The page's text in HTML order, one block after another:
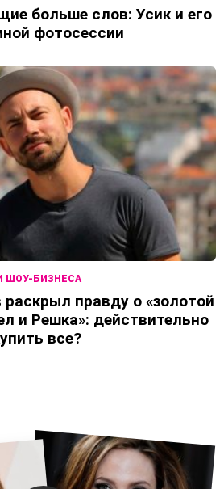
больше слов: Усик и его
фотосессии
ШОУ-БИЗНЕСА
правду о «золотой
и Решка»: действительно
все?